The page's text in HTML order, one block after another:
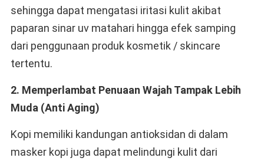
sehingga dapat mengatasi iritasi kulit akibat
paparan sinar uv matahari hingga efek samping
dari penggunaan produk kosmetik / skincare
tertentu.
2. Memperlambat Penuaan Wajah Tampak Lebih
Muda (Anti Aging)
Kopi memiliki kandungan antioksidan di dalam
masker kopi juga dapat melindungi kulit dari